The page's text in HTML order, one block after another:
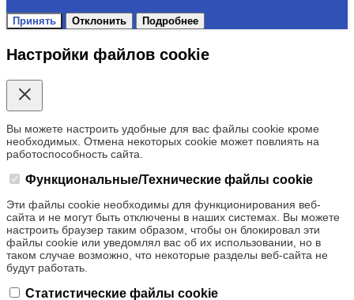
Принять Отклонить Подробнее
Настройки файлов cookie
Вы можете настроить удобные для вас файлы cookie кроме
необходимых. Отмена некоторых cookie может повлиять на
работоспособность сайта.
Функциональные/Технические файлы cookie
Эти файлы cookie необходимы для функционирования веб-
сайта и не могут быть отключены в наших системах. Вы можете
настроить браузер таким образом, чтобы он блокировал эти
файлы cookie или уведомлял вас об их использовании, но в
таком случае возможно, что некоторые разделы веб-сайта не
будут работать.
Статистические файлы cookie